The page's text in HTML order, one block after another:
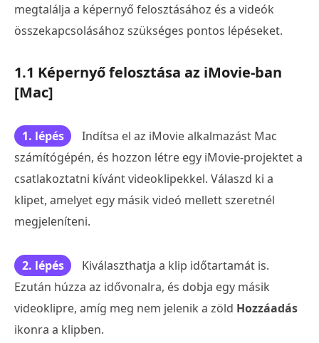
megtalálja a képernyő felosztásához és a videók
összekapcsolásához szükséges pontos lépéseket.
1.1 Képernyő felosztása az iMovie-ban
[Mac]
1. lépés
Indítsa el az iMovie alkalmazást Mac
számítógépén, és hozzon létre egy iMovie-projektet a
csatlakoztatni kívánt videoklipekkel. Válaszd ki a
klipet, amelyet egy másik videó mellett szeretnél
megjeleníteni.
2. lépés
Kiválaszthatja a klip időtartamát is.
Ezután húzza az idővonalra, és dobja egy másik
videoklipre, amíg meg nem jelenik a zöld Hozzáadás
ikonra a klipben.